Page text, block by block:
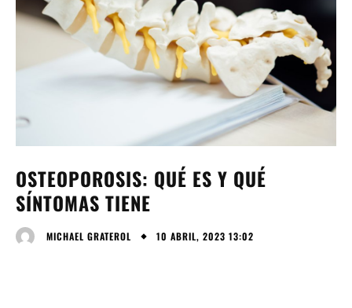
OSTEOPOROSIS: QUÉ ES Y QUÉ
SÍNTOMAS TIENE
MICHAEL GRATEROL 10 ABRIL, 2023 13:02